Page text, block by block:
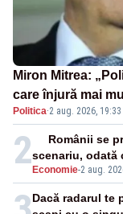
Miron Mitrea:
care înjură mai
Politica·2 aug. 2026, 19:33
2 Economie-2 aug.
Românii se
scenariu, odată
Dacă radarul te